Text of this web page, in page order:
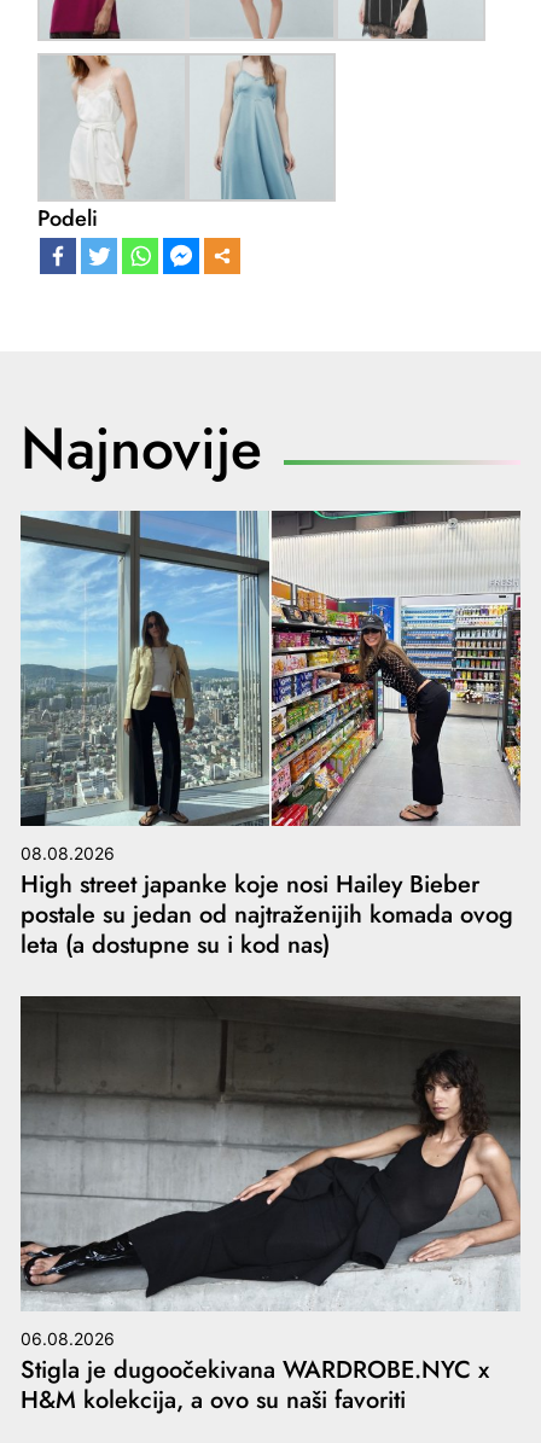
Podeli
Najnovije
08.08.2026
High street japanke koje nosi Hailey Bieber
postale su jedan od najtraženijih komada ovog
leta (a dostupne su i kod nas)
06.08.2026
Stigla je dugoočekivana WARDROBE.NYC x
H&M kolekcija, a ovo su naši favoriti